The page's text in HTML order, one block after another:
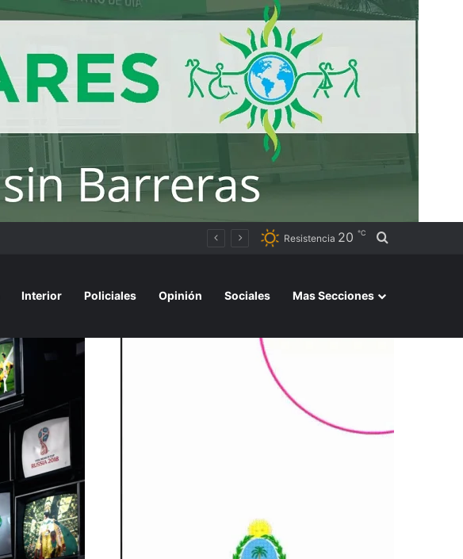
Resistencia 20 ℃ Buscar por
Interior Policiales Opinión Sociales Mas Secciones